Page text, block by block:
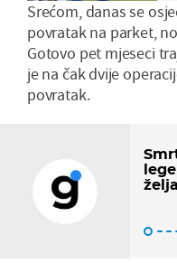
Srećom, danas se
povratak na parket,
Gotovo pet mjeseci
je na čak dvije
povratak.